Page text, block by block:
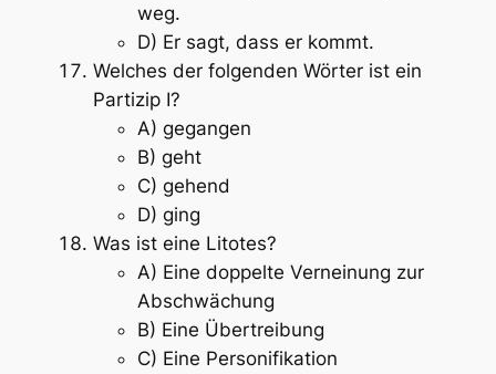
weg.
D) Er sagt, dass er kommt.
Welches der folgenden Wörter ist ein
Partizip I?
A) gegangen
B) geht
C) gehend
D) ging
Was ist eine Litotes?
A) Eine doppelte Verneinung zur
Abschwächung
B) Eine Übertreibung
C) Eine Personifikation